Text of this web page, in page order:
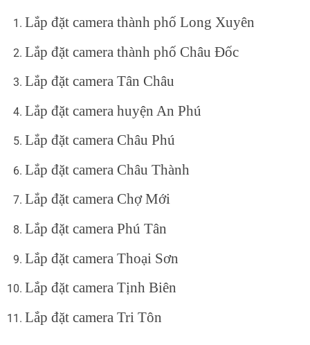
Lắp đặt camera thành phố Long Xuyên
Lắp đặt camera thành phố Châu Đốc
Lắp đặt camera Tân Châu
Lắp đặt camera huyện An Phú
Lắp đặt camera Châu Phú
Lắp đặt camera Châu Thành
Lắp đặt camera Chợ Mới
Lắp đặt camera Phú Tân
Lắp đặt camera Thoại Sơn
Lắp đặt camera Tịnh Biên
Lắp đặt camera Tri Tôn